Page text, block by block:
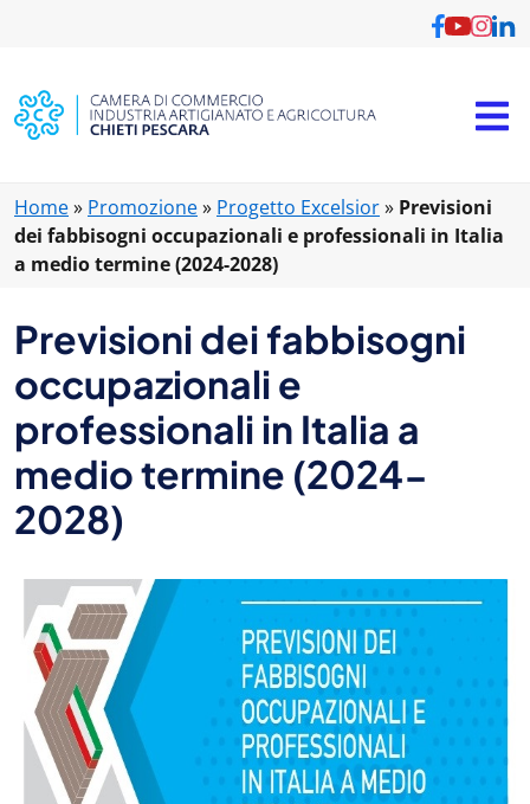
Home» Promozione» Progetto Excelsior» Previsioni
dei fabbisogni occupazionali e professionali in Italia
a medio termine (2024-2028)
Previsioni dei fabbisogni
occupazionali e
professionali in Italia a
medio termine (2024-
2028)